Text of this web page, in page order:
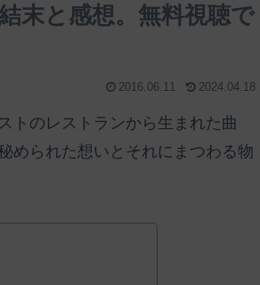
末と感想。無料視聴で
2016.06.11 2024.04.18
トのレストランから生まれた曲
められた想いとそれにまつわる物